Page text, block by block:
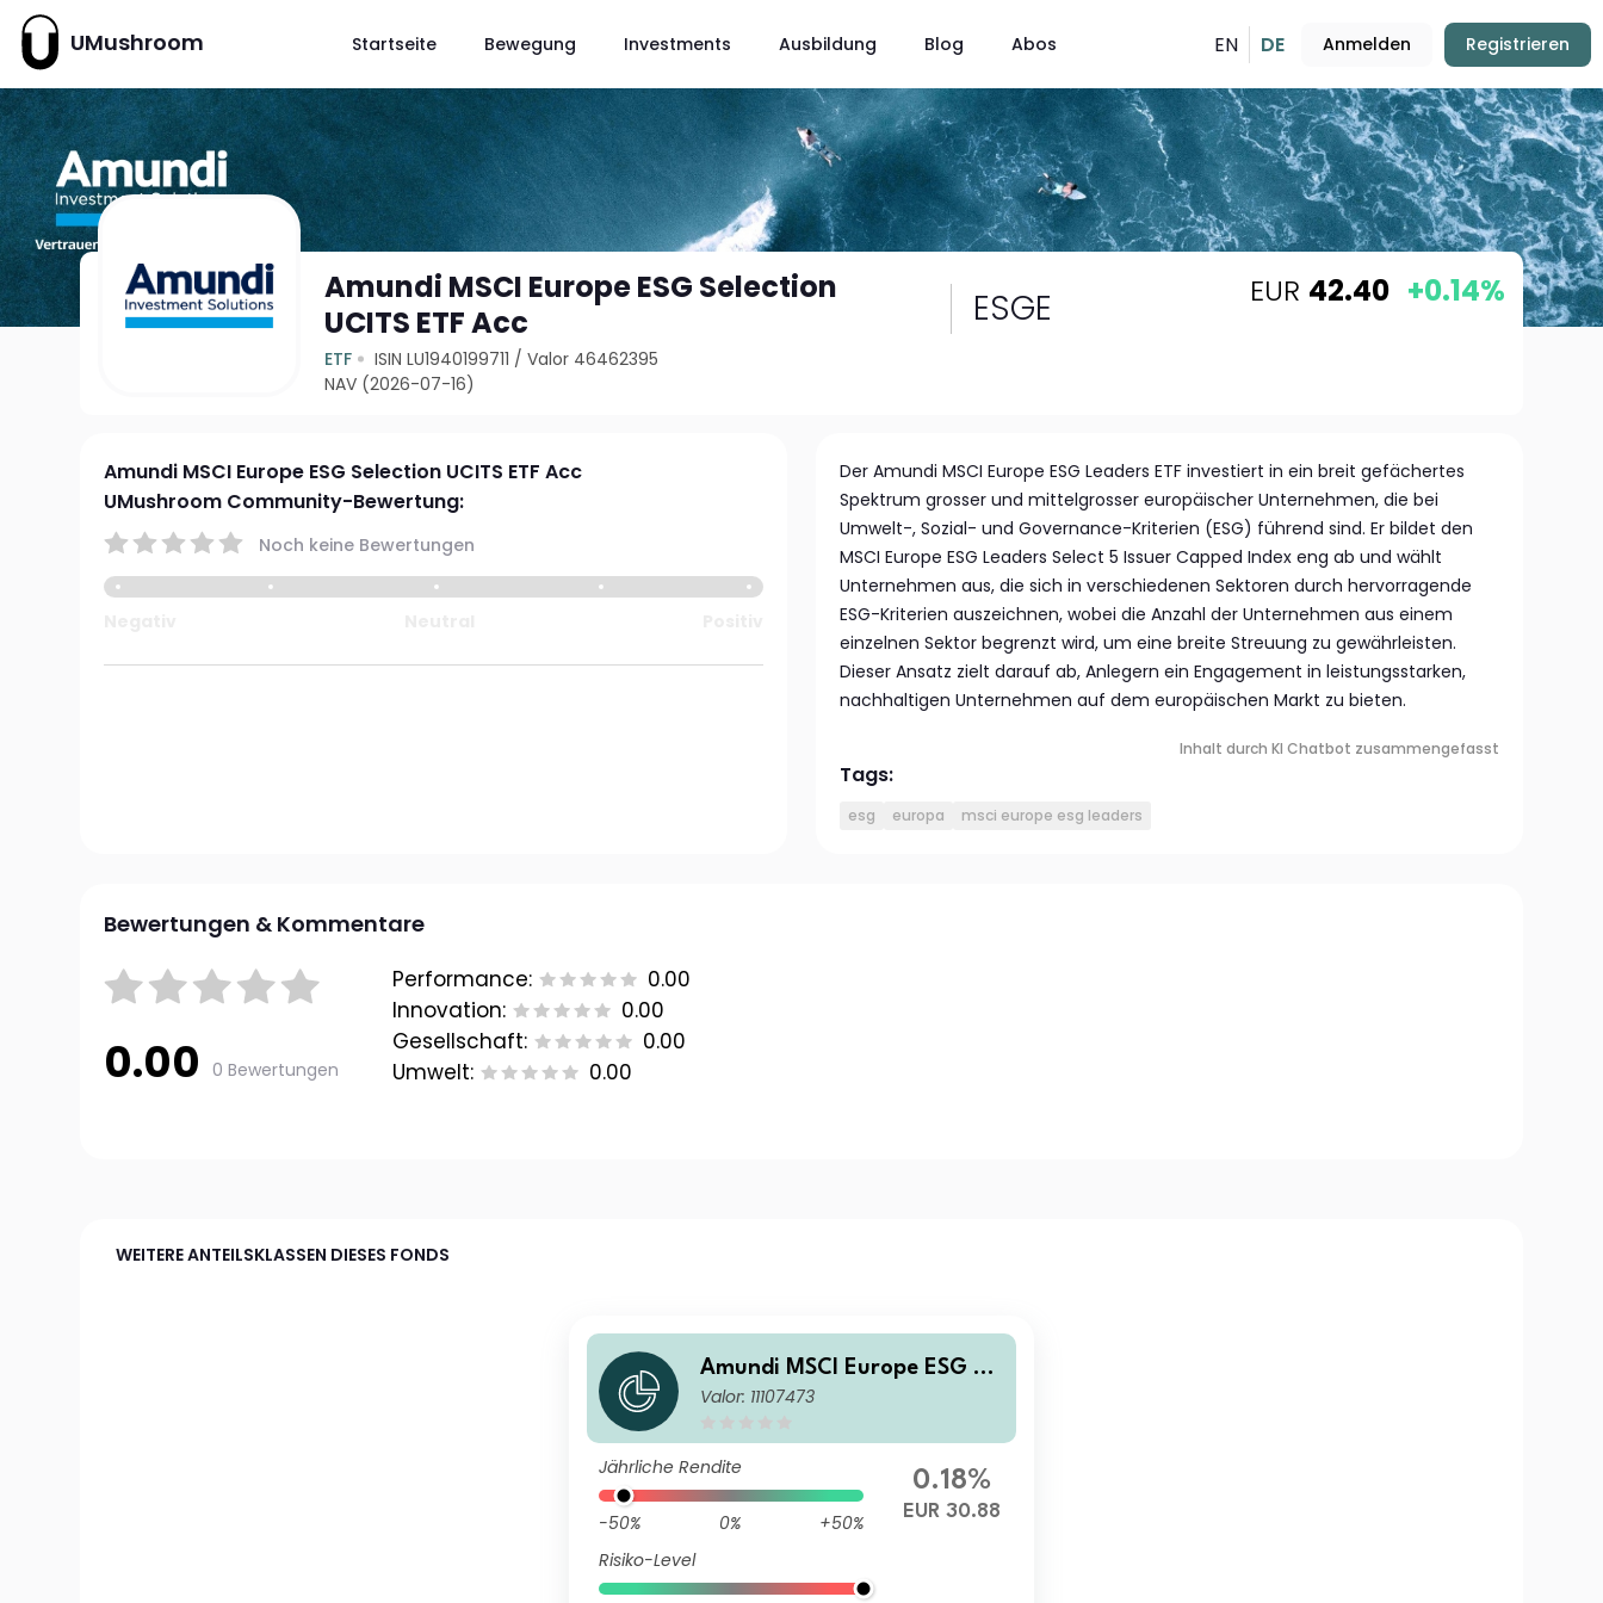
UMushroom Startseite Bewegung Investments Ausbildung Blog Abos EN DE Anmelden Registrieren
Amundi MSCI Europe ESG Selection
UCITS ETF Acc
ESGE
ETF ISIN LU1940199711 /Valor 46462395
NAV (2026-07-16)
EUR 42.40 +0.14%
Amundi MSCI Europe ESG Selection UCITS ETF Acc
UMushroom Community-Bewertung:
Noch keine Bewertungen
Der Amundi MSCI Europe ESG Leaders ETF investiert in ein breit gefächertes
Spektrum grosser und mittelgrosser europäischer Unternehmen, die bei
Umwelt-, Sozial- und Governance-Kriterien (ESG) führend sind. Er bildet den
MSCI Europe ESG Leaders Select 5 Issuer Capped Index eng ab und wählt
Unternehmen aus, die sich in verschiedenen Sektoren durch hervorragende
ESG-Kriterien auszeichnen, wobei die Anzahl der Unternehmen aus einem
einzelnen Sektor begrenzt wird, um eine breite Streuung zu gewährleisten.
Dieser Ansatz zielt darauf ab, Anlegern ein Engagement in leistungsstarken,
nachhaltigen Unternehmen auf dem europäischen Markt zu bieten.
Inhalt durch KI Chatbot zusammengefasst
Tags:
esg europa msci europe esg leaders
Bewertungen & Kommentare
0.00 0 Bewertungen
Performance:
0.00
Innovation:
0.00
Gesellschaft:
0.00
Umwelt:
0.00
WEITERE ANTEILSKLASSEN DIESES FONDS
Amundi MSCI Europe ESG Sel
ection UCITS ETF EUR Hedge
Valor: 11107473
Jährliche Rendite
-50% 0%
+50%
Risiko-Level
0.18%
EUR 30.88